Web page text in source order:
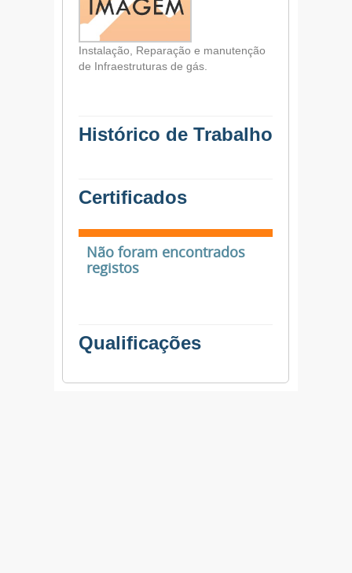
Instalação, Reparação e manutenção
de Infraestruturas de gás.
Histórico de Trabalho
Certificados
Não foram encontrados
registos
Qualificações